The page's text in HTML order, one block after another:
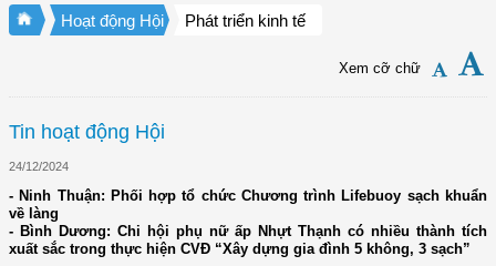
Hoạt động Hội Phát triển kinh tế
Xem cỡ chữ
Tin hoạt động Hội
24/12/2024
- Ninh Thuận: Phối hợp tổ chức Chương trình Lifebuoy sạch khuẩn
về làng
- Bình Dương: Chi hội phụ nữ ấp Nhựt Thạnh có nhiều thành tích
xuất sắc trong thực hiện CVĐ “Xây dựng gia đình 5 không, 3 sạch”